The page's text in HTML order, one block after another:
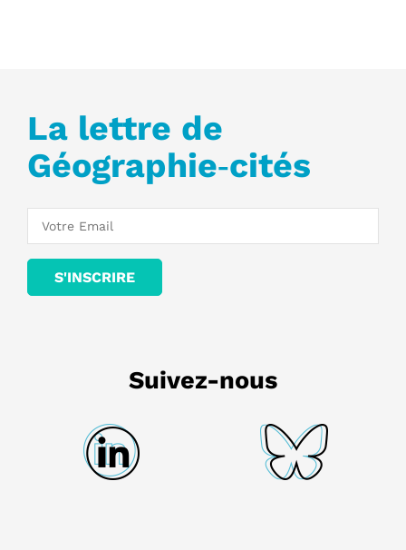
La lettre de
Géographie‑cités
Suivez-nous